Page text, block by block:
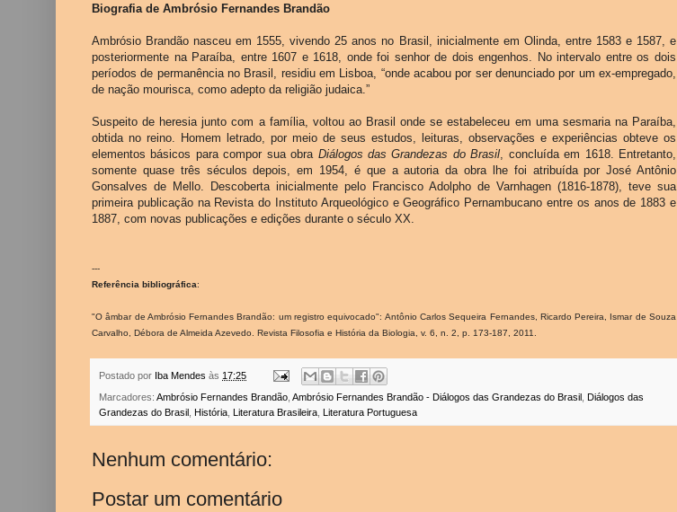
Biografia de Ambrósio Fernandes Brandão
Ambrósio Brandão nasceu em 1555, vivendo 25 anos no Brasil, inicialmente em Olinda, entre 1583 e 1587, e
posteriormente na Paraíba, entre 1607 e 1618, onde foi senhor de dois engenhos. No intervalo entre os dois
períodos de permanência no Brasil, residiu em Lisboa, “onde acabou por ser denunciado por um ex-empregado,
de nação mourisca, como adepto da religião judaica.”
Suspeito de heresia junto com a família, voltou ao Brasil onde se estabeleceu em uma sesmaria na Paraíba,
obtida no reino. Homem letrado, por meio de seus estudos, leituras, observações e experiências obteve os
elementos básicos para compor sua obra Diálogos das Grandezas do Brasil , concluída em 1618. Entretanto,
somente quase três séculos depois, em 1954, é que a autoria da obra lhe foi atribuída por José Antônio
Gonsalves de Mello. Descoberta inicialmente pelo Francisco Adolpho de Varnhagen (1816-1878), teve sua
primeira publicação na Revista do Instituto Arqueológico e Geográfico Pernambucano entre os anos de 1883 e
1887, com novas publicações e edições durante o século XX.
---
Referência bibliográfica:
"O âmbar de Ambrósio Fernandes Brandão: um registro equivocado": Antônio Carlos Sequeira Fernandes, Ricardo Pereira, Ismar de Souza
Carvalho, Débora de Almeida Azevedo. Revista Filosofia e História da Biologia, v. 6, n. 2, p. 173-187, 2011.
Postado por Iba Mendes às 17:25
Marcadores: Ambrósio Fernandes Brandão Ambrósio Fernandes Brandão - Diálogos das Grandezas do Brasil Diálogos das
Grandezas do Brasil História Literatura Brasileira Literatura Portuguesa
Nenhum comentário:
Postar um comentário